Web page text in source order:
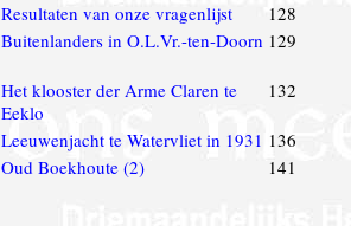
Resultaten van onze vragenlijst
128
Buitenlanders in O.L.Vr.-ten-Doorn 129
Het klooster der Arme Claren te
Eeklo
132
Leeuwenjacht te Watervliet in 1931 136
Oud Boekhoute (2) 141